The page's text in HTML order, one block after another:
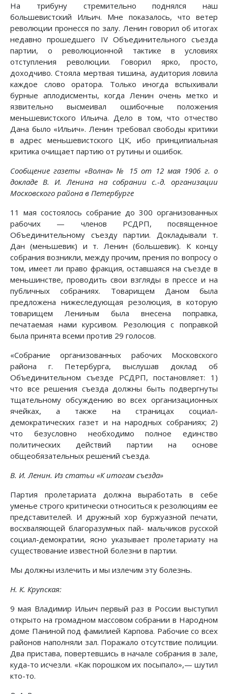
На трибуну стремительно поднялся наш
большевистский Ильич. Мне показалось, что ветер
революции пронесся по залу. Ленин говорил об итогах
недавно прошедшего IV Объединительного съезда
партии, о революционной тактике в условиях
отступления революции. Говорил ярко, просто,
доходчиво. Стояла мертвая тишина, аудитория ловила
каждое слово оратора. Только иногда вспыхивали
бурные аплодисменты, когда Ленин очень метко и
язвительно высмеивал ошибочные положения
меньшевистского Ильича. Дело в том, что отчество
Дана было «Ильич». Ленин требовал свободы критики
в адрес меньшевистского ЦК, ибо принципиальная
критика очищает партию от рутины и ошибок.
Сообщение газеты «Волна» № 15 от 12 мая 1906 г. о
докладе В. И. Ленина на собрании с.-д. организации
Московского района в Петербурге
11 мая состоялось собрание до 300 организованных
рабочих — членов РСДРП, посвященное
Объединительному съезду партии. Докладывали т.
Дан (меньшевик) и т. Ленин (большевик). К концу
собрания возникли, между прочим, прения по вопросу о
том, имеет ли право фракция, оставшаяся на съезде в
меньшинстве, проводить свои взгляды в прессе и на
публичных собраниях. Товарищем Даном была
предложена нижеследующая резолюция, в которую
товарищем Лениным была внесена поправка,
печатаемая нами курсивом. Резолюция с поправкой
была принята всеми против 29 голосов.
«Собрание организованных рабочих Московского
района г. Петербурга, выслушав доклад об
Объединительном съезде РСДРП, постановляет: 1)
что все решения съезда должны быть подвергнуты
тщательному обсуждению во всех организационных
ячейках, а также на страницах социал-
демократических газет и на народных собраниях; 2)
что безусловно необходимо полное единство
политических действий партии на основе
общеобязательных решений съезда.
В. И. Ленин. Из статьи «К итогам съезда»
Партия пролетариата должна выработать в себе
уменье строго критически относиться к резолюциям ее
представителей. И дружный хор буржуазной печати,
восхваляющей благоразумных пай- мальчиков русской
социал-демократии, ясно указывает пролетариату на
существование известной болезни в партии.
Мы должны излечить и мы излечим эту болезнь.
Н. К. Крупская:
9 мая Владимир Ильич первый раз в России выступил
открыто на громадном массовом собрании в Народном
доме Паниной под фамилией Карпова. Рабочие со всех
районов наполняли зал. Поражало отсутствие полиции.
Два пристава, повертевшись в начале собрания в зале,
куда-то исчезли. «Как порошком их посыпало»,— шутил
кто-то.